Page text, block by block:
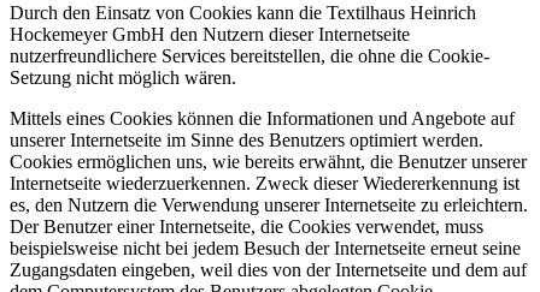
Durch den Einsatz von Cookies kann die Textilhaus Heinrich
Hockemeyer GmbH den Nutzern dieser Internetseite
nutzerfreundlichere Services bereitstellen, die ohne die Cookie-
Setzung nicht möglich wären.
Mittels eines Cookies können die Informationen und Angebote auf
unserer Internetseite im Sinne des Benutzers optimiert werden.
Cookies ermöglichen uns, wie bereits erwähnt, die Benutzer unserer
Internetseite wiederzuerkennen. Zweck dieser Wiedererkennung ist
es, den Nutzern die Verwendung unserer Internetseite zu erleichtern.
Der Benutzer einer Internetseite, die Cookies verwendet, muss
beispielsweise nicht bei jedem Besuch der Internetseite erneut seine
Zugangsdaten eingeben, weil dies von der Internetseite und dem auf